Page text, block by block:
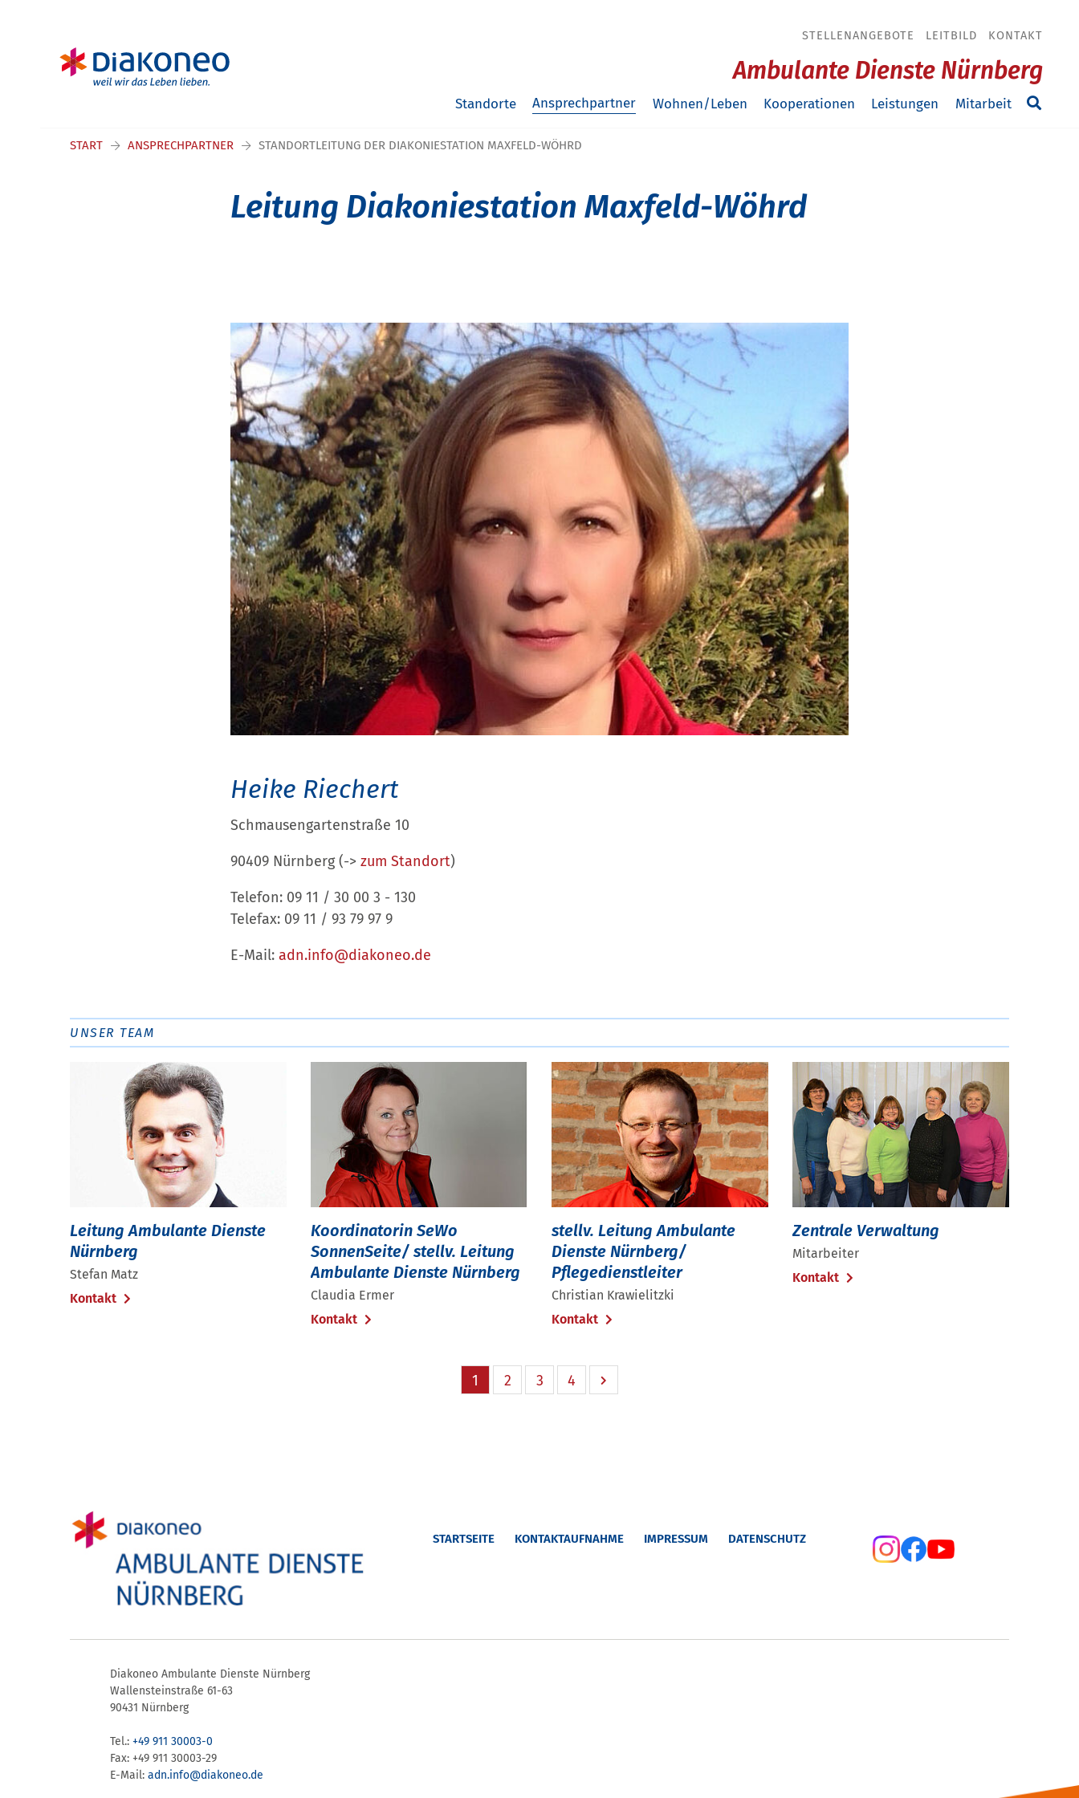
STELLENANGEBOTE LEITBILD KONTAKT
Ambulante Dienste Nürnberg
Standorte Ansprechpartner Wohnen/Leben Kooperationen Leistungen Mitarbeit
START ANSPRECHPARTNER STANDORTLEITUNG DER DIAKONIESTATION MAXFELD-WÖHRD
Leitung Diakoniestation Maxfeld-Wöhrd
Heike Riechert
Schmausengartenstraße 10
90409 Nürnberg (-> zum Standort)
Telefon: 09 11 / 30 00 3 - 130
Telefax: 09 11 / 93 79 97 9
E-Mail: adn.info@​diakoneo.de
UNSER TEAM
Leitung Ambulante Dienste
Nürnberg
Stefan Matz
Kontakt
Koordinatorin SeWo
SonnenSeite/ stellv. Leitung
Ambulante Dienste Nürnberg
Claudia Ermer
Kontakt
stellv. Leitung Ambulante
Dienste Nürnberg/
Pflegedienstleiter
Christian Krawielitzki
Kontakt
Zentrale Verwaltung
Mitarbeiter
Kontakt
1 2 3 4
STARTSEITE KONTAKTAUFNAHME IMPRESSUM DATENSCHUTZ
Diakoneo Ambulante Dienste Nürnberg
Wallensteinstraße 61-63
90431 Nürnberg
Tel.: +49 911 30003-0
Fax: +49 911 30003-29
E-Mail: adn.info@​diakoneo.de